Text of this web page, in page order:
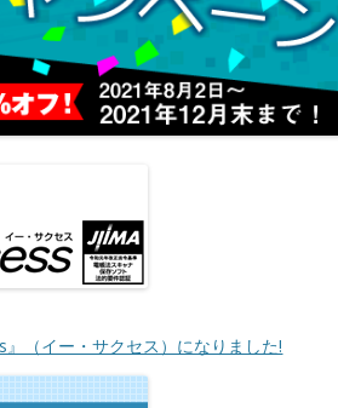
』（イー・サクセス）になりました!